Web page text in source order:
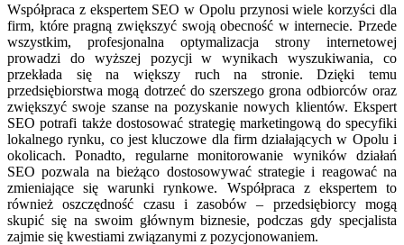
Współpraca z ekspertem SEO w Opolu przynosi wiele korzyści dla
firm, które pragną zwiększyć swoją obecność w internecie. Przede
wszystkim, profesjonalna optymalizacja strony internetowej
prowadzi do wyższej pozycji w wynikach wyszukiwania, co
przekłada się na większy ruch na stronie. Dzięki temu
przedsiębiorstwa mogą dotrzeć do szerszego grona odbiorców oraz
zwiększyć swoje szanse na pozyskanie nowych klientów. Ekspert
SEO potrafi także dostosować strategię marketingową do specyfiki
lokalnego rynku, co jest kluczowe dla firm działających w Opolu i
okolicach. Ponadto, regularne monitorowanie wyników działań
SEO pozwala na bieżąco dostosowywać strategie i reagować na
zmieniające się warunki rynkowe. Współpraca z ekspertem to
również oszczędność czasu i zasobów – przedsiębiorcy mogą
skupić się na swoim głównym biznesie, podczas gdy specjalista
zajmie się kwestiami związanymi z pozycjonowaniem.